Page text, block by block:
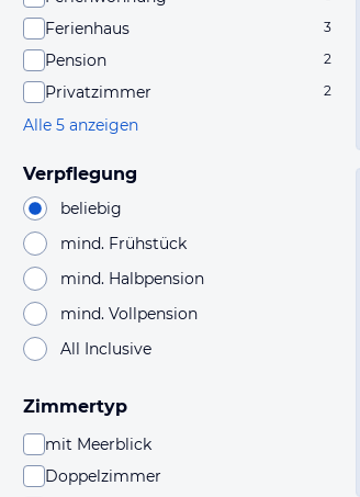
Ferienhaus 3
Pension 2
Privatzimmer 2
Alle 5 anzeigen
Verpflegung
beliebig
mind. Frühstück
mind. Halbpension
mind. Vollpension
All Inclusive
Zimmertyp
mit Meerblick
Doppelzimmer